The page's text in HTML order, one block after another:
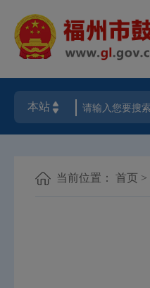
当前位置： 首页 >